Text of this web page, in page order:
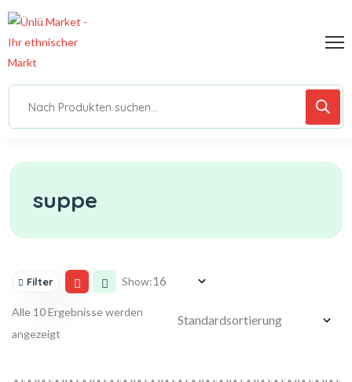
suppe
Filter Show:
Alle 10 Ergebnisse werden
angezeigt